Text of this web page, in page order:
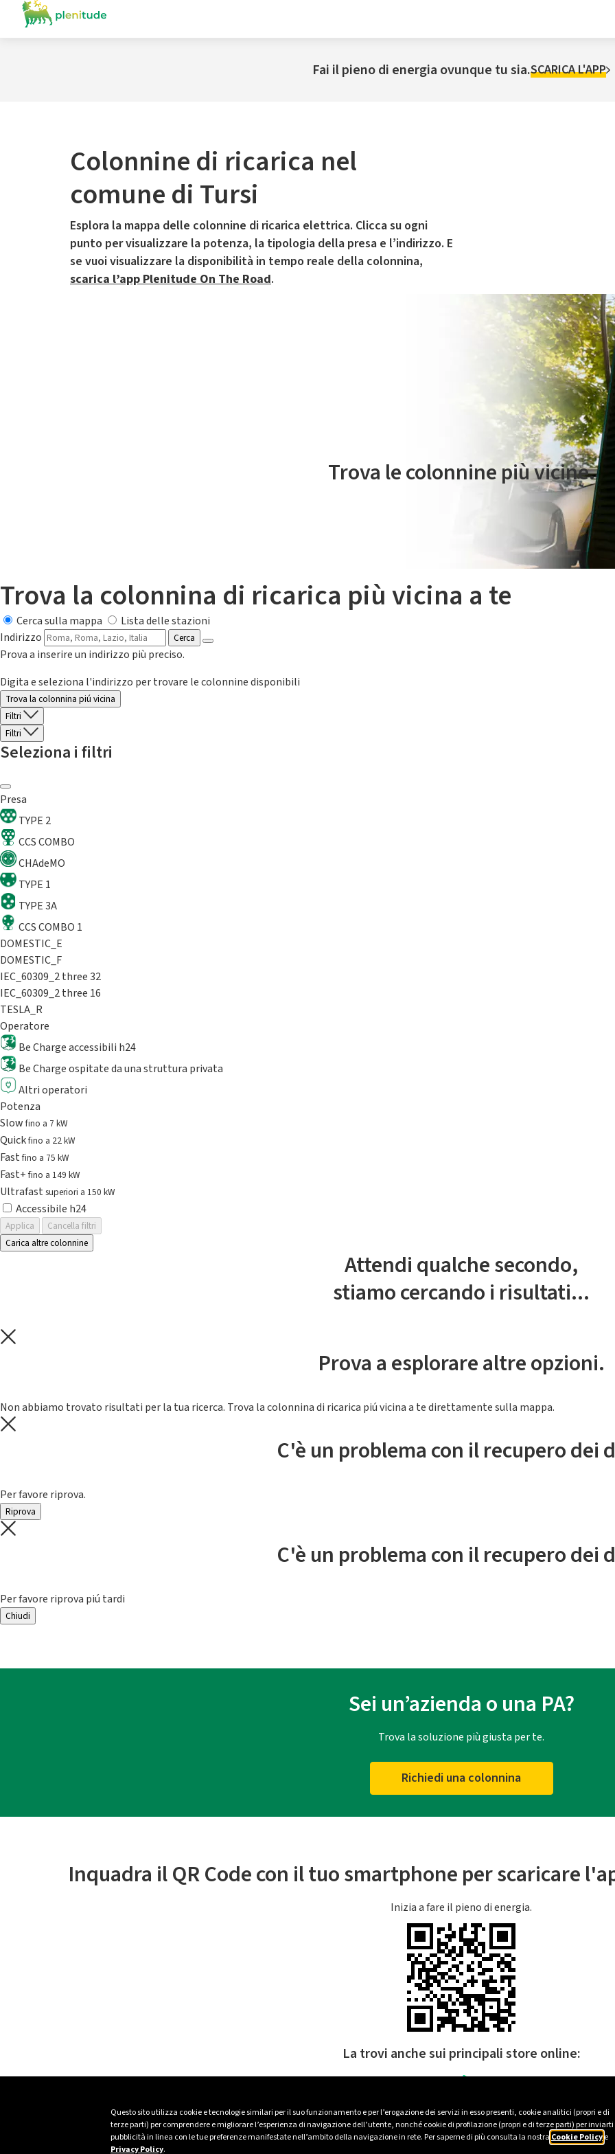
Questo sito utilizza cookie e tecnologie similari per il suo funzionamento e per l’erogazione dei servizi in esso presenti, cookie analitici (propri e di
terze parti) per comprendere e migliorare l’esperienza di navigazione dell’utente, nonché cookie di profilazione (propri e di terze parti) per inviarti
pubblicità in linea con le tue preferenze manifestate nell’ambito della navigazione in rete. Per saperne di più consulta la nostra Cookie Policye
Privacy Policy.
Fai il pieno di energia ovunque tu sia.SCARICA L'APP
Colonnine di ricarica nel
comune di Tursi
Esplora la mappa delle colonnine di ricarica elettrica. Clicca su ogni
punto per visualizzare la potenza, la tipologia della presa e l’indirizzo. E
se vuoi visualizzare la disponibilità in tempo reale della colonnina,
scarica l’app Plenitude On The Road.
Il servizio di mobilità elettrica è gestito da Plenitude On The Road
Trova le colonnine più vicine.
Trova la colonnina di ricarica più vicina a te
Cerca sulla mappa
Lista delle stazioni
Indirizzo
Cerca
Prova a inserire un indirizzo più preciso.
Digita e seleziona l'indirizzo per trovare le colonnine disponibili
Trova la colonnina piú vicina
Filtri
Filtri
Seleziona i filtri
Presa
TYPE 2
CCS COMBO
CHAdeMO
TYPE 1
TYPE 3A
CCS COMBO 1
DOMESTIC_E
DOMESTIC_F
IEC_60309_2 three 32
IEC_60309_2 three 16
TESLA_R
Operatore
Be Charge accessibili h24
Be Charge ospitate da una struttura privata
Altri operatori
Potenza
Slowfino a 7 kW
Quickfino a 22 kW
Fastfino a 75 kW
Fast+fino a 149 kW
Ultrafast superiori a 150 kW
Accessibile h24
Applica
Cancella filtri
Carica altre colonnine
Attendi qualche secondo,
stiamo cercando i risultati...
Prova a esplorare altre opzioni.
Non abbiamo trovato risultati per la tua ricerca. Trova la colonnina di ricarica piú vicina a te direttamente sulla mappa.
C'è un problema con il recupero dei
Per favore riprova.
Riprova
C'è un problema con il recupero dei
Per favore riprova piú tardi
Chiudi
Sei un’azienda o una PA?
Trova la soluzione più giusta per te.
Richiedi una colonnina
Inquadra il QR Code con il tuo smartphone per scaricare
Inizia a fare il pieno di energia.
La trovi anche sui principali store online: